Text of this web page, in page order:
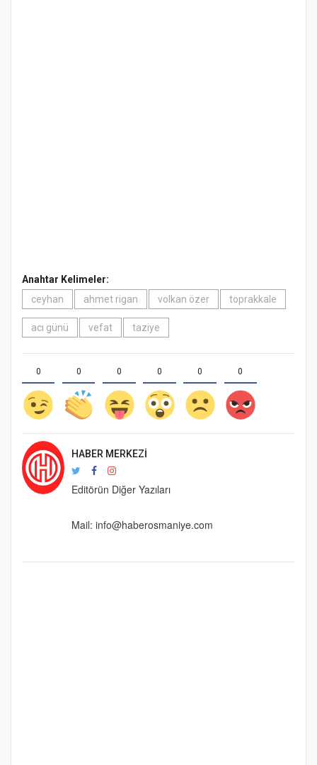
Anahtar Kelimeler:
ceyhan
ahmet rigan volkan özer toprakkale
acı günü vefat taziye
0 0 0 0 0 0
HABER MERKEZI
Editörün Diğer Yazıları
Mail: info@haberosmaniye.com